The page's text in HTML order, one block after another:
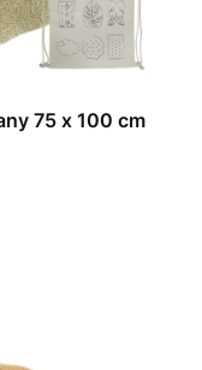
75 x 100 cm